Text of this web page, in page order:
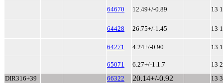
64670 12.49+/-0.89 13
64428 26.75+/-1.45 13
64271 4.24+/-0.90 13
65071 6.27+/-1.1.7
13
DIR316+39
66322 20.14+/-0.92
13